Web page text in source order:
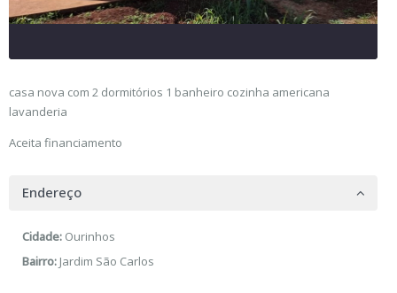
casa nova com 2 dormitórios 1 banheiro cozinha americana
lavanderia
Aceita financiamento
Endereço
Cidade: Ourinhos
Bairro: Jardim São Carlos